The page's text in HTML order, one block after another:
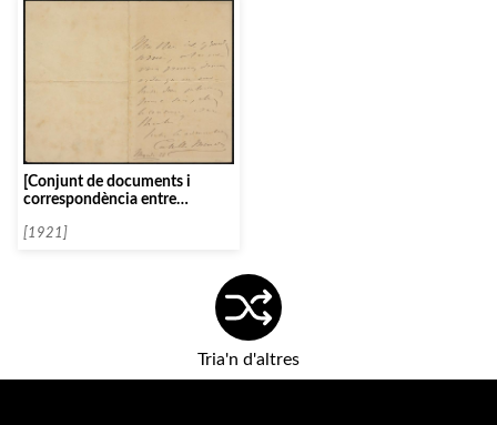
[Conjunt de documents i
correspondència entre
i entitats seguint un ordre
[1921]
Tria'n d'altres